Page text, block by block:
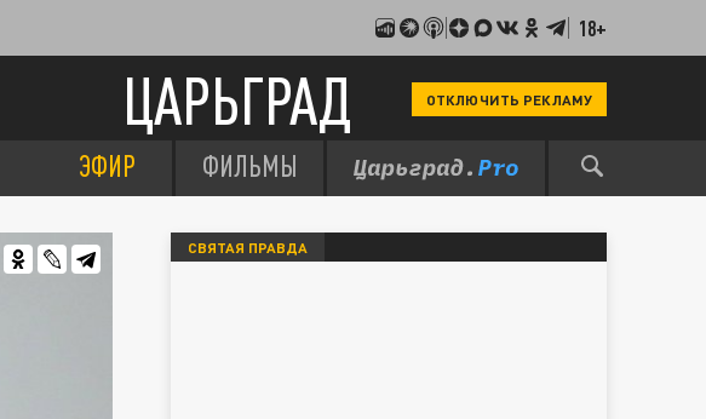
18+
ЦАРЬГРАД ОТКЛЮЧИТЬ РЕКЛАМУ
ЭФИР ФИЛЬМЫ
СВЯТАЯ ПРАВДА